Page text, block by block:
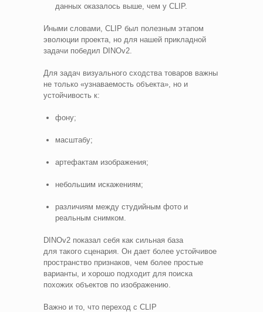
данных оказалось выше, чем у CLIP.
Иными словами, CLIP был полезным этапом
эволюции проекта, но для нашей прикладной
задачи победил DINOv2.
Для задач визуального сходства товаров важны
не только «узнаваемость объекта», но и
устойчивость к:
фону;
масштабу;
артефактам изображения;
небольшим искажениям;
различиям между студийным фото и
реальным снимком.
DINOv2 показал себя как сильная база
для такого сценария. Он дает более устойчивое
пространство признаков, чем более простые
варианты, и хорошо подходит для поиска
похожих объектов по изображению.
Важно и то, что переход с CLIP